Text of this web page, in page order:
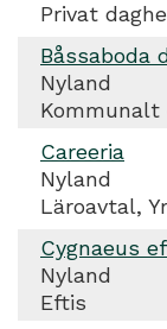
Privat
Båssaboda
Nyland
Kommunalt
Careeria
Nyland
Läroavtal,
Cygnaeus
Nyland
Eftis